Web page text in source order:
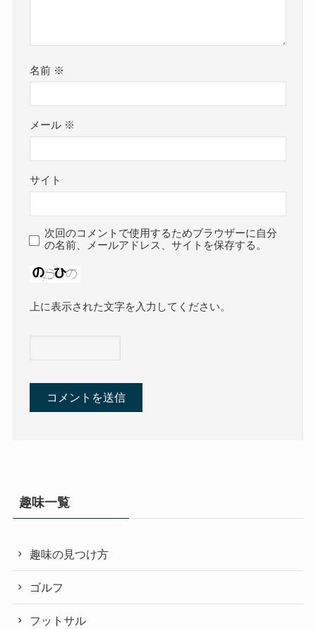
名前 ※
メール ※
サイト
次回のコメントで使用するためブラウザーに自分
の名前、メールアドレス、サイトを保存する。
上に表示された文字を入力してください。
趣味一覧
趣味の見つけ方
ゴルフ
フットサル